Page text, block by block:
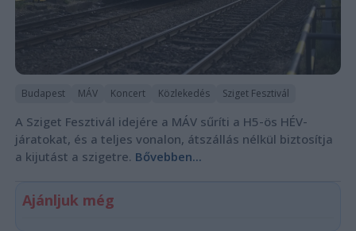
Budapest MÁV Koncert Közlekedés Sziget Fesztivál
A Sziget Fesztivál idejére a MÁV sűríti a H5-ös HÉV-
járatokat, és a teljes vonalon, átszállás nélkül biztosítja
a kijutást a szigetre. Bővebben...
Ajánljuk még